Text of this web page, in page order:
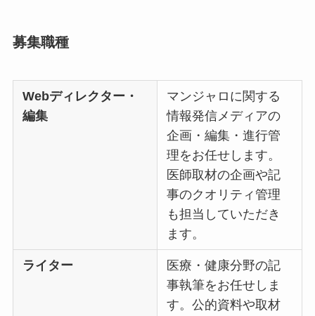
募集職種
Webディレクター・
編集
マンジャロに関する
情報発信メディアの
企画・編集・進行管
理をお任せします。
医師取材の企画や記
事のクオリティ管理
も担当していただき
ます。
ライター
医療・健康分野の記
事執筆をお任せしま
す。公的資料や取材